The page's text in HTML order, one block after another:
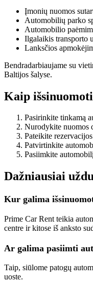
Įmonių nuomos
Automobilių parko
Automobilio
Ilgalaikis transporto
Lanksčios
Bendradarbiaujame su
Baltijos šalyse.
Kaip
Pasirinkite tinkamą
Nurodykite nuomos
Pateikite
Patvirtinkite
Pasiimkite
Dažniausiai
Kur galima
Prime Car Rent teikia
centre ir kitose iš anksto
Ar galima pasiimti
Taip, siūlome patogų
uoste.